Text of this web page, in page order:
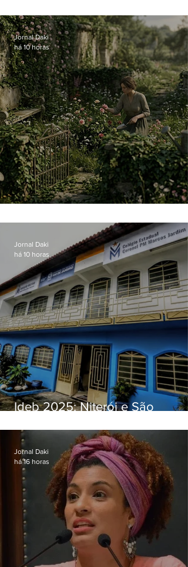
Jornal Daki
há 10 horas
Ideb 2025: Niterói e São
distintos no ensino médio; veja
Jornal Daki
há 10 horas
Jornal Daki
há 16 horas